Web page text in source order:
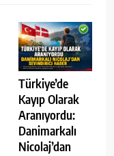
Türkiye’de
Kayıp Olarak
Aranıyordu:
Danimarkalı
Nicolaj’dan